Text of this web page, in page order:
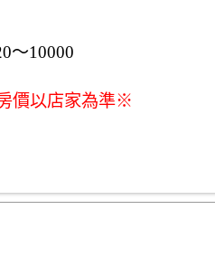
～10000
價以店家為準※